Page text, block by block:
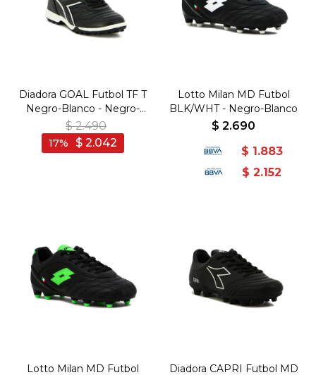
Diadora GOAL Futbol TF T
Negro-Blanco - Negro-
Blanco
$ 2.490
$ 2.042
17
Lotto Milan MD Futbol
BLK/WHT - Negro-Blanco
$ 2.690
$ 1.883
$ 2.152
Lotto Milan MD Futbol Diadora CAPRI Futbol MD